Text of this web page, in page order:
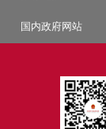
国内政府网站